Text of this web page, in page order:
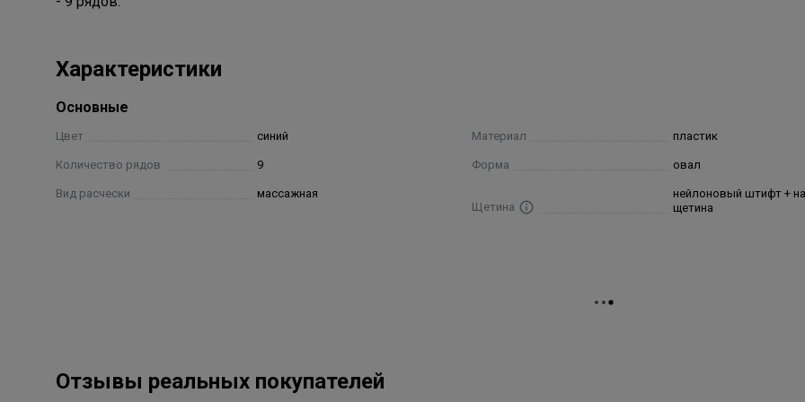
Характеристики
Основные
Цвет синий
Количество рядов 9
Вид расчески массажная
Материал пластик
Форма овал
Щетина
нейлоновый штифт +
щетина
Отзывы реальных покупателей